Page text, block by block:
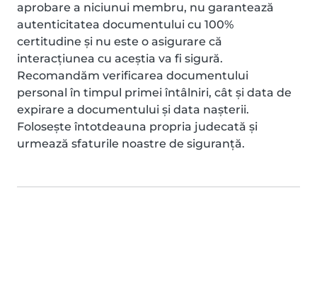
aprobare a niciunui membru, nu garantează
autenticitatea documentului cu 100%
certitudine și nu este o asigurare că
interacțiunea cu aceștia va fi sigură.
Recomandăm verificarea documentului
personal în timpul primei întâlniri, cât și data de
expirare a documentului și data nașterii.
Folosește întotdeauna propria judecată și
urmează sfaturile noastre de siguranță.